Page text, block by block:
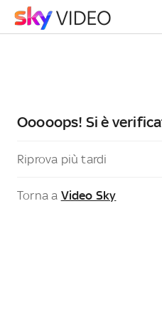
Ooooops! Si è
Riprova più tardi
Torna a Video Sky